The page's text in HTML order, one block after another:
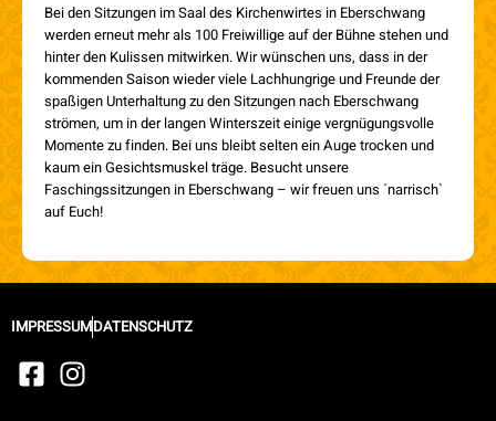
Bei den Sitzungen im Saal des Kirchenwirtes in Eberschwang
werden erneut mehr als 100 Freiwillige auf der Bühne stehen und
hinter den Kulissen mitwirken. Wir wünschen uns, dass in der
kommenden Saison wieder viele Lachhungrige und Freunde der
spaßigen Unterhaltung zu den Sitzungen nach Eberschwang
strömen, um in der langen Winterszeit einige vergnügungsvolle
Momente zu finden. Bei uns bleibt selten ein Auge trocken und
kaum ein Gesichtsmuskel träge. Besucht unsere
Faschingssitzungen in Eberschwang – wir freuen uns ´narrisch`
auf Euch!
IMPRESSUMDATENSCHUTZ